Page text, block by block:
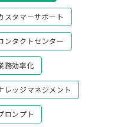
スタマーサポート
ンタクトセンター
務効率化
レッジマネジメント
ロンプト